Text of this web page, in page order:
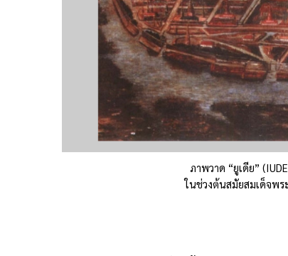
ภาพวาด “ยูเดีย”
ในช่วงต้นสมัยสมเด็จพ